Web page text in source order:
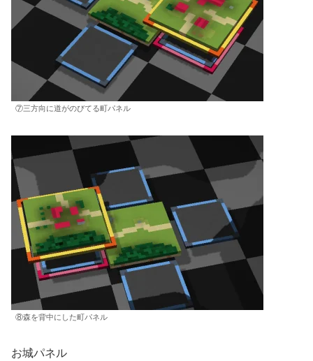
⑦三方向に道がのびてる町パネル
⑧森を背中にした町パネル
お城パネル